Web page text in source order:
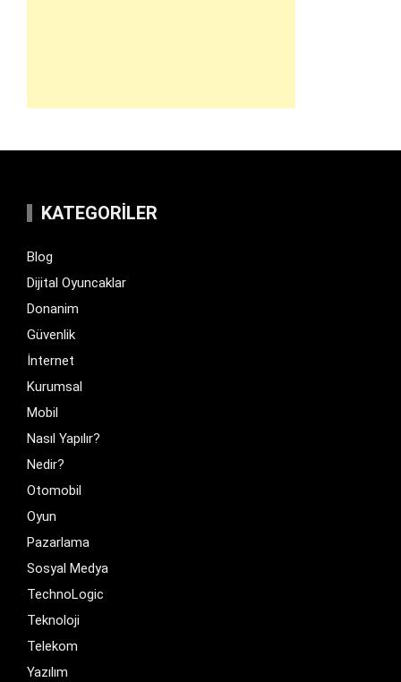
KATEGORILER
Blog
Dijital Oyuncaklar
Donanim
Güvenlik
İnternet
Kurumsal
Mobil
Nasıl Yapılır?
Nedir?
Otomobil
Oyun
Pazarlama
Sosyal Medya
TechnoLogic
Teknoloji
Telekom
Yazılım